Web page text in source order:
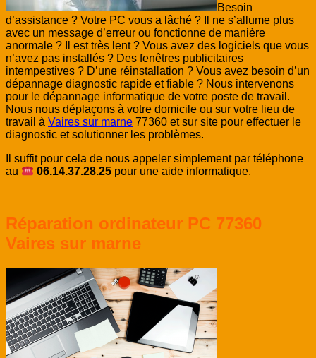
Besoin
d’assistance ? Votre PC vous a lâché ? Il ne s’allume plus
avec un message d’erreur ou fonctionne de manière
anormale ? Il est très lent ? Vous avez des logiciels que vous
n’avez pas installés ? Des fenêtres publicitaires
intempestives ? D’une réinstallation ? Vous avez besoin d’un
dépannage diagnostic rapide et fiable ? Nous intervenons
pour le dépannage informatique de votre poste de travail.
Nous nous déplaçons à votre domicile ou sur votre lieu de
travail à Vaires sur marne 77360 et sur site pour effectuer le
diagnostic et solutionner les problèmes.
Il suffit pour cela de nous appeler simplement par téléphone
au
06.14.37.28.25 pour une aide informatique.
Réparation ordinateur PC 77360
Vaires sur marne